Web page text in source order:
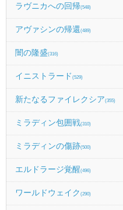
ラヴニカへの回帰(548)
アヴァシンの帰還(489)
闇の隆盛(316)
イニストラード (529)
新たなるファイレクシア(355)
ミラディン包囲戦(310)
ミラディンの傷跡(500)
エルドラージ覚醒(496)
ワールドウェイク (290)